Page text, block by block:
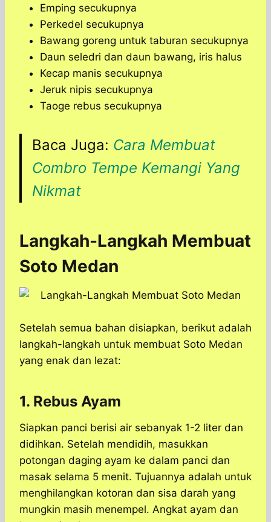
Emping secukupnya
Perkedel secukupnya
Bawang goreng untuk taburan secukupnya
Daun seledri dan daun bawang, iris halus
Kecap manis secukupnya
Jeruk nipis secukupnya
Taoge rebus secukupnya
Baca Juga: Cara Membuat
Combro Tempe Kemangi Yang
Nikmat
Langkah-Langkah Membuat
Soto Medan
Setelah semua bahan disiapkan, berikut adalah
langkah-langkah untuk membuat Soto Medan
yang enak dan lezat:
1. Rebus Ayam
Siapkan panci berisi air sebanyak 1-2 liter dan
didihkan. Setelah mendidih, masukkan
potongan daging ayam ke dalam panci dan
masak selama 5 menit. Tujuannya adalah untuk
menghilangkan kotoran dan sisa darah yang
mungkin masih menempel. Angkat ayam dan